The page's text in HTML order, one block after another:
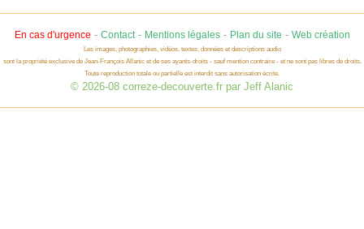
En cas d'urgence - Contact- Mentions légales- Plan du site - Web création
Les images, photographies, vidéos, textes, données et descriptions audio
sont la propriété exclusive de Jean-François Allanic et de ses ayants-droits - sauf mention contraire - et ne sont pas libres de droits.
Toute reproduction totale ou partielle est interdit sans autorisation écrite.
© 2026-08 correze-decouverte.fr par Jeff Alanic